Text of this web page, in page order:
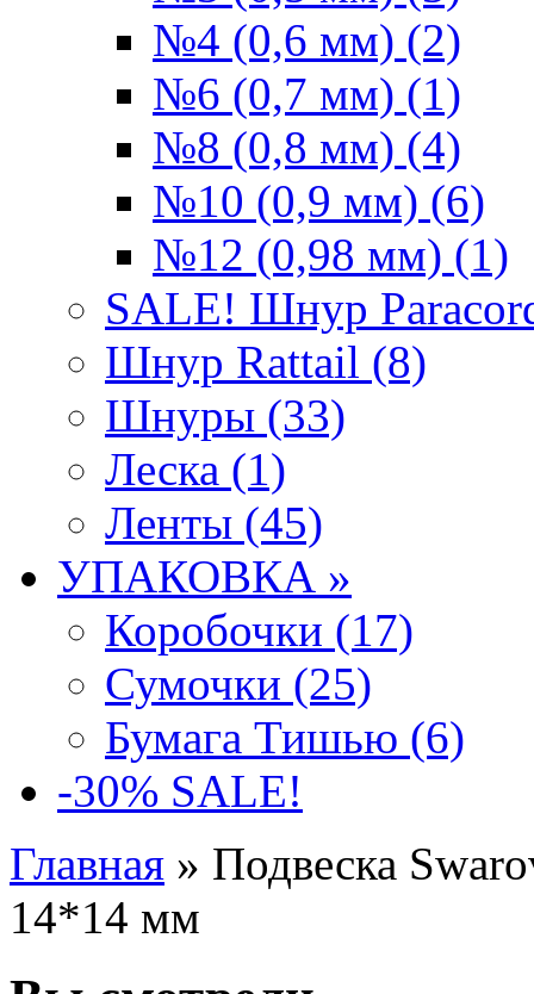
№4 (0,6 мм) (2)
№6 (0,7 мм) (1)
№8 (0,8 мм) (4)
№10 (0,9 мм) (6)
№12 (0,98 мм) (1)
SALE! Шнур
Шнур Rattail (8)
Шнуры (33)
Леска (1)
Ленты (45)
УПАКОВКА »
Коробочки (17)
Сумочки (25)
Бумага Тишью (6)
-30% SALE!
Главная » Подвеска
14*14 мм